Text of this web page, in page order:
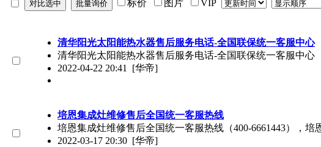
标价 图片 VIP
清华阳光太阳能热水器售后服务电话-全国联保统一客服中心
清华阳光太阳能热水器售后服务电话-全国联保统一客服中心
2022-04-22 20:41 [华帝]
培恩集成灶维修售后全国统一客服热线
培恩集成灶维修售后全国统一客服热线（400-6661443），
2022-03-17 20:30 [华帝]